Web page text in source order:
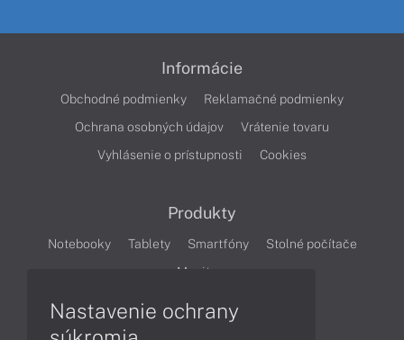
Informácie
Obchodné podmienky
Reklamačné podmienky
Ochrana osobných údajov
Vrátenie tovaru
Vyhlásenie o prístupnosti
Cookies
Produkty
Notebooky Tablety Smartfóny
Stolné počítače
Monitory
Nastavenie ochrany